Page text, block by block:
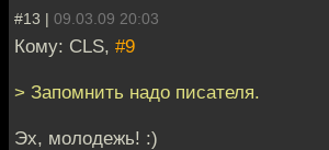
#13 | 09.03.09 20:03
Кому: CLS, #9
> Запомнить надо писателя.
Эх, молодежь! :)